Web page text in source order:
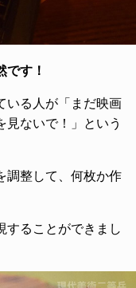
です！
いる人が「まだ映画
見ないで！」という
調整して、何枚か作
することができまし